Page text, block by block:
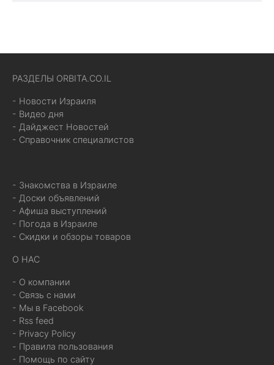
РАЗДЕЛЫ ORBITA.CO.IL
- Новости Израиля
- Видео дня
- Дайджест Новостей
- Справочник специалистов
- Знакомства в Израиле
- Доски объявлений
- Афиша выступлений
- Погода в Израиле
- Скидки и обзоры товаров
О НАС
- О компании
- Связь с нами
- Мы в Facebook
- Rss feed
- Privacy Policy
- Правила пользования
- Помощь по сайту